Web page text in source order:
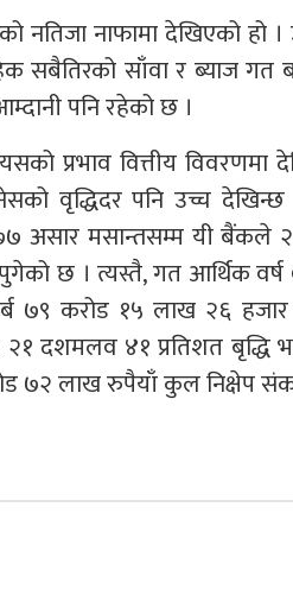
नाफामा देखिएको हो ।
सबैतिरको साँवा र ब्याज गत
पनि रहेको छ ।
प्रभाव वित्तीय विवरणमा
वृद्धिदर पनि उच्च
असार मसान्तसम्म यी बैंकले
छ । त्यस्तै, गत आर्थिक
७९ करोड १५ लाख २६
४१ प्रतिशत बृद्धि
७२ लाख रुपैयाँ कुल निक्षेप